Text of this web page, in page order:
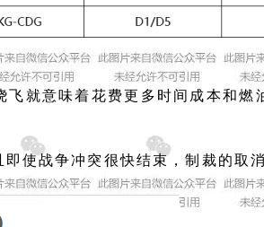
就意味着花费更多时间成本和燃
使战争冲突很快结束，制裁的取